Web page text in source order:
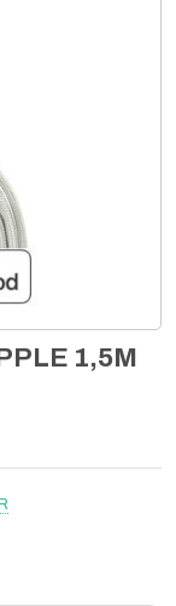
1,5M